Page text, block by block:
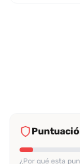
¿Por qué esta